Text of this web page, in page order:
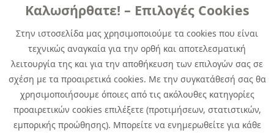
Καλωσήρθατε! – Επιλογές Cookies
Στην ιστοσελίδα μας χρησιμοποιούμε τα cookies που είναι
τεχνικώς αναγκαία για την ορθή και αποτελεσματική
λειτουργία της και για την αποθήκευση των επιλογών σας σε
σχέση με τα προαιρετικά cookies. Με την συγκατάθεσή σας θα
χρησιμοποιήσουμε όποιες από τις ακόλουθες κατηγορίες
προαιρετικών cookies επιλέξετε (προτιμήσεων, στατιστικών,
εμπορικής προώθησης). Μπορείτε να ενημερωθείτε για κάθε
Χρήσιμα
News
Media Kit
Career
Quest Group